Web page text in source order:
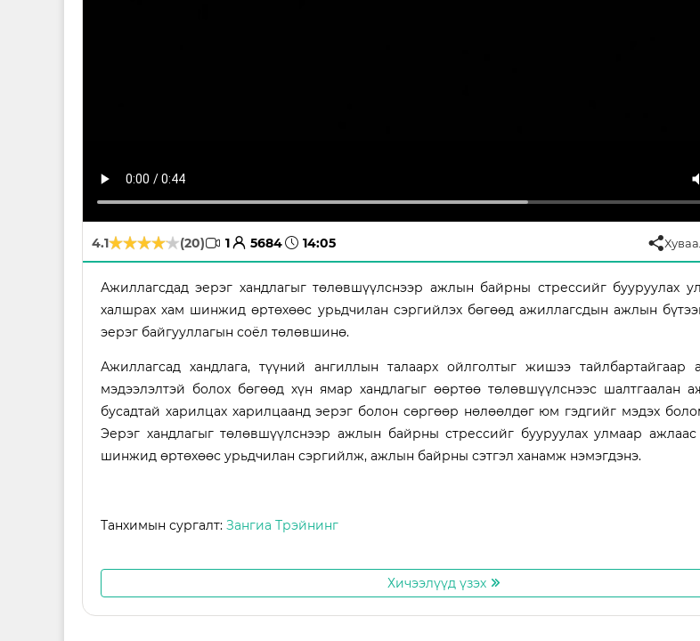
4.1 (20) 1avatar 5684time 14:05
Ажиллагсдад эерэг хандлагыг төлөвшүүлснээр ажлын байрны стрессийг бууруулах
халшрах хам шинжид өртөхөөс урьдчилан сэргийлэх бөгөөд ажиллагсдын ажлын
эерэг байгууллагын соёл төлөвшинө.
Ажиллагсад хандлага, түүний ангиллын талаарх ойлголтыг жишээ тайлбартайгаар
мэдээлэлтэй болох бөгөөд хүн ямар хандлагыг өөртөө төлөвшүүлснээс шалтгаалан
бусадтай харилцах харилцаанд эерэг болон сөргөөр нөлөөлдөг юм гэдгийг мэдэх
Эерэг хандлагыг төлөвшүүлснээр ажлын байрны стрессийг бууруулах улмаар
шинжид өртөхөөс урьдчилан сэргийлж, ажлын байрны сэтгэл ханамж нэмэгдэнэ.
Танхимын сургалт: Зангиа Трэйнинг
Хичээлүүд үзэх go